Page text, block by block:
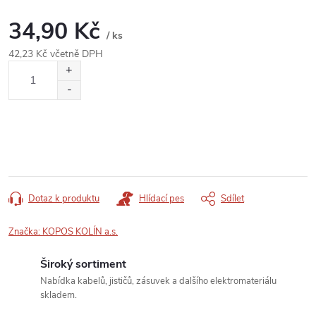
34,90 Kč / ks
42,23 Kč včetně DPH
Dotaz k produktu Hlídací pes Sdílet
Značka: KOPOS KOLÍN a.s.
Široký sortiment
Nabídka kabelů, jističů, zásuvek a dalšího elektromateriálu
skladem.